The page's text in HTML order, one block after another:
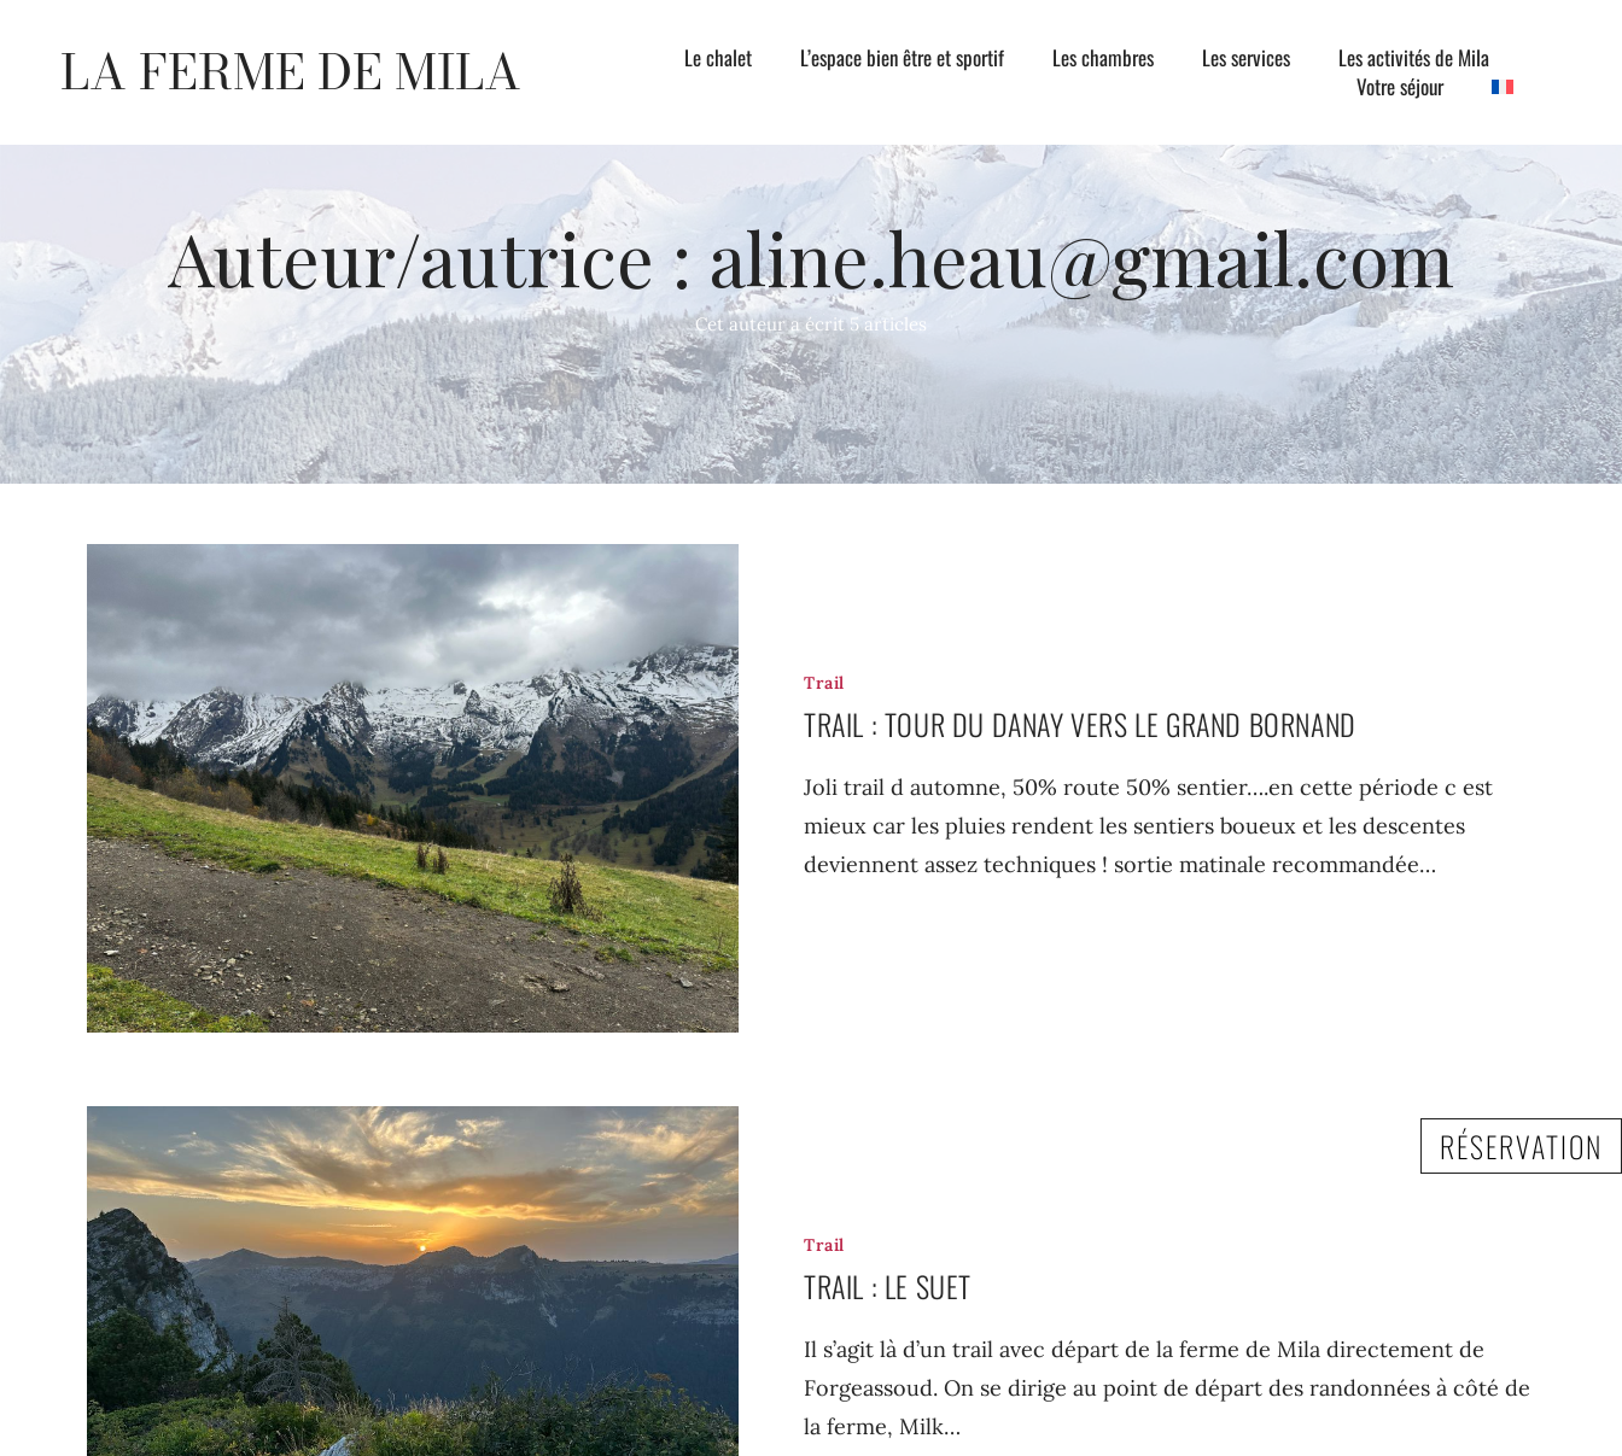
LA FERME DE MILA Le chalet L’espace bien être et sportif Les chambres Les services
Les activités de Mila
Votre séjour
RÉSERVATION
Auteur/autrice : aline.heau@gmail.com
Cet auteur a écrit 5 articles
Trail
TRAIL : TOUR DU DANAY VERS LE GRAND BORNAND
Joli trail d automne, 50% route 50% sentier….en cette période c est
mieux car les pluies rendent les sentiers boueux et les descentes
deviennent assez techniques ! sortie matinale recommandée…
Trail
TRAIL : LE SUET
Il s’agit là d’un trail avec départ de la ferme de Mila directement de
Forgeassoud. On se dirige au point de départ des randonnées à côté de
la ferme, Milk…